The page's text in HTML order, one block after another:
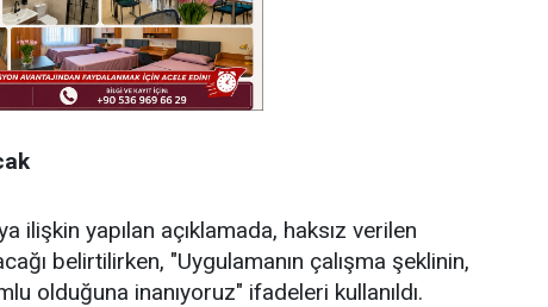
ilişkin yapılan açıklamada, haksız verilen
belirtilirken, "Uygulamanın çalışma şeklinin,
olduğuna inanıyoruz" ifadeleri kullanıldı.